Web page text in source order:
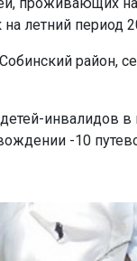
летний период
район,
инвалидов в
-10